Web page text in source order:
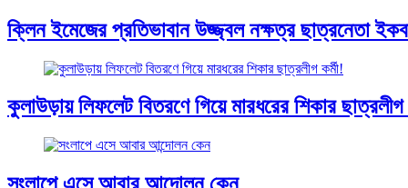
ক্লিন ইমেজের প্রতিভাবান উজ্জ্বল নক্ষত্র ছাত্রনেতা
কুলাউড়ায় লিফলেট বিতরণে গিয়ে মারধরের শিকার ছাত্রলীগ